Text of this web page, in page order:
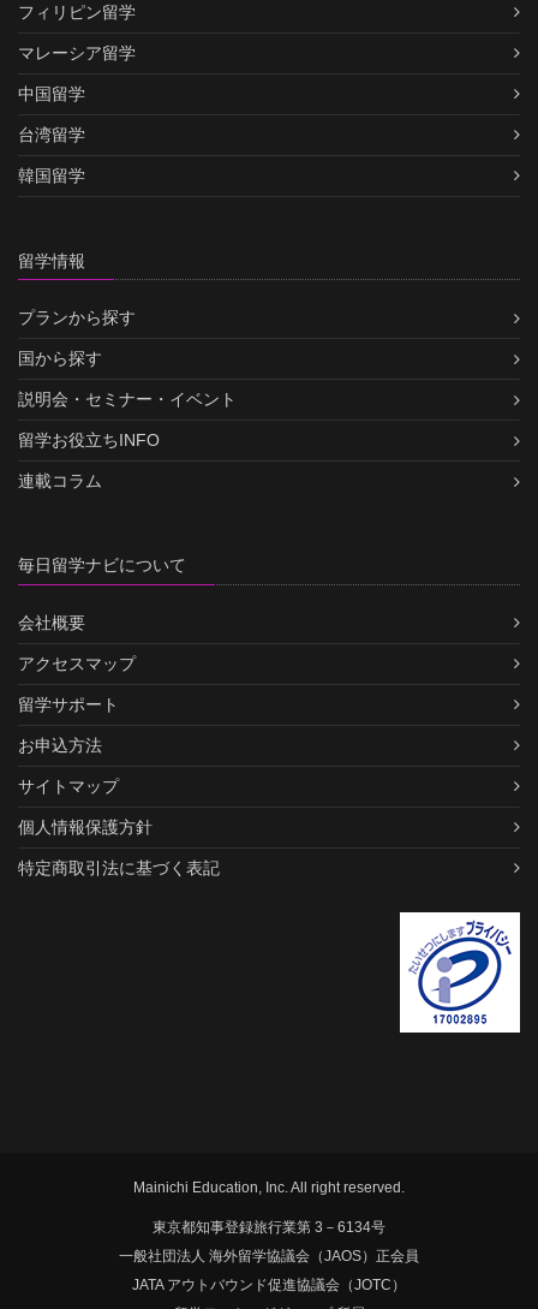
フィリピン留学
マレーシア留学
中国留学
台湾留学
韓国留学
留学情報
プランから探す
国から探す
説明会・セミナー・イベント
留学お役立ちINFO
連載コラム
毎日留学ナビについて
会社概要
アクセスマップ
留学サポート
お申込方法
サイトマップ
個人情報保護方針
特定商取引法に基づく表記
Mainichi Education, Inc. All right reserved.
東京都知事登録旅行業第 3－6134号
一般社団法人 海外留学協議会（JAOS）正会員
JATA アウトバウンド促進協議会（JOTC）